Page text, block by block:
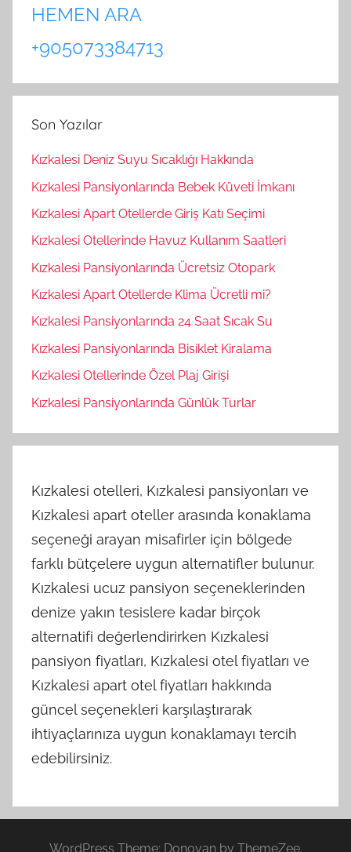
HEMEN ARA
+905073384713
Son Yazılar
Kızkalesi Deniz Suyu Sıcaklığı Hakkında
Kızkalesi Pansiyonlarında Bebek Küveti İmkanı
Kızkalesi Apart Otellerde Giriş Katı Seçimi
Kızkalesi Otellerinde Havuz Kullanım Saatleri
Kızkalesi Pansiyonlarında Ücretsiz Otopark
Kızkalesi Apart Otellerde Klima Ücretli mi?
Kızkalesi Pansiyonlarında 24 Saat Sıcak Su
Kızkalesi Pansiyonlarında Bisiklet Kiralama
Kızkalesi Otellerinde Özel Plaj Girişi
Kızkalesi Pansiyonlarında Günlük Turlar
Kızkalesi otelleri, Kızkalesi pansiyonları ve
Kızkalesi apart oteller arasında konaklama
seçeneği arayan misafirler için bölgede
farklı bütçelere uygun alternatifler bulunur.
Kızkalesi ucuz pansiyon seçeneklerinden
denize yakın tesislere kadar birçok
alternatifi değerlendirirken Kızkalesi
pansiyon fiyatları, Kızkalesi otel fiyatları ve
Kızkalesi apart otel fiyatları hakkında
güncel seçenekleri karşılaştırarak
ihtiyaçlarınıza uygun konaklamayı tercih
edebilirsiniz.
WordPress Theme: Donovan by ThemeZee.